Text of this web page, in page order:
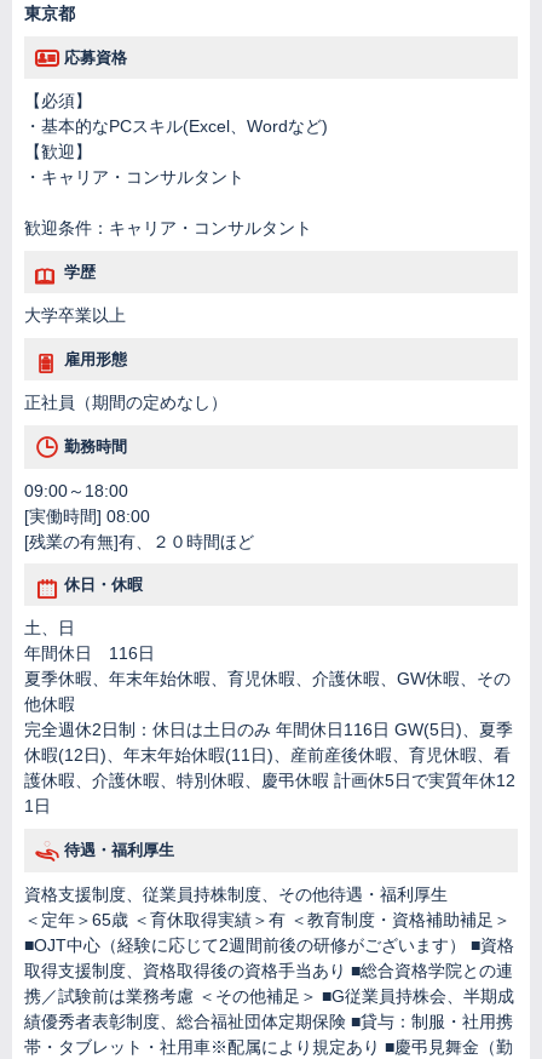
東京都
応募資格
【必須】
・基本的なPCスキル(Excel、Wordなど)
【歓迎】
・キャリア・コンサルタント
歓迎条件：キャリア・コンサルタント
学歴
大学卒業以上
雇用形態
正社員（期間の定めなし）
勤務時間
09:00～18:00
[実働時間] 08:00
[残業の有無]有、２０時間ほど
休日・休暇
土、日
年間休日 116日
夏季休暇、年末年始休暇、育児休暇、介護休暇、GW休暇、その
他休暇
完全週休2日制：休日は土日のみ 年間休日116日 GW(5日)、夏季
休暇(12日)、年末年始休暇(11日)、産前産後休暇、育児休暇、看
護休暇、介護休暇、特別休暇、慶弔休暇 計画休5日で実質年休12
1日
待遇・福利厚生
資格支援制度、従業員持株制度、その他待遇・福利厚生
＜定年＞65歳 ＜育休取得実績＞有 ＜教育制度・資格補助補足＞
■OJT中心（経験に応じて2週間前後の研修がございます） ■資格
取得支援制度、資格取得後の資格手当あり ■総合資格学院との連
携／試験前は業務考慮 ＜その他補足＞ ■G従業員持株会、半期成
績優秀者表彰制度、総合福祉団体定期保険 ■貸与：制服・社用携
帯・タブレット・社用車※配属により規定あり ■慶弔見舞金（勤